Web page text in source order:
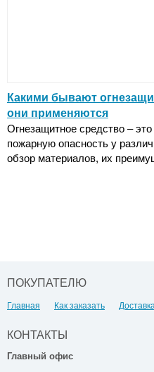
Какими бывают
они применяются
Огнезащитное средство –
пожарную опасность у
обзор материалов, их
ПОКУПАТЕЛЮ
Главная Как заказать
КОНТАКТЫ
Главный офис